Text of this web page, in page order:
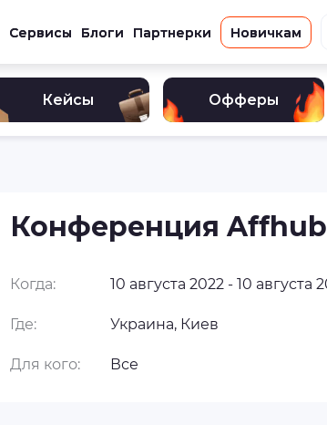
Сервисы Блоги Партнерки Новичкам
Кейсы Офферы
Конференция Affhub
Когда: 10 августа 2022 - 10 августа
Где: Украина, Киев
Для кого: Все